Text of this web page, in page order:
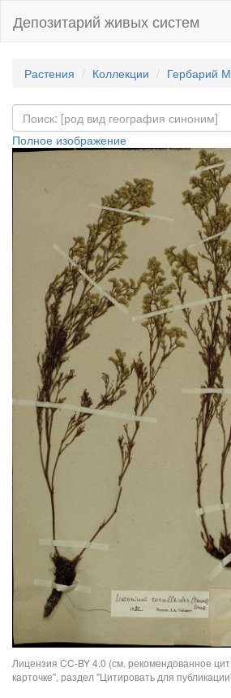
Депозитарий живых систем
Растения Коллекции Гербарий
Полное изображение
Лицензия CC-BY 4.0 (см. рекомендованное
карточке", раздел "Цитировать для